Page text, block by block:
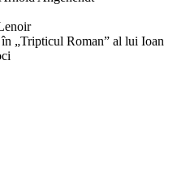
„Tripticul Roman” al lui Ioan